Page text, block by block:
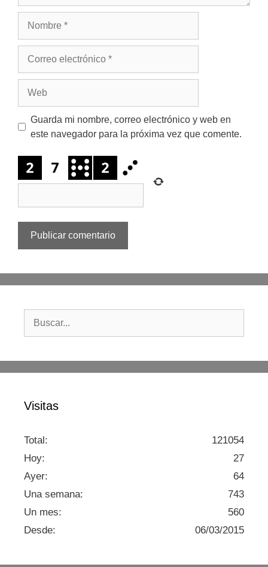
Guarda mi nombre, correo electrónico y web en
este navegador para la próxima vez que comente.
Visitas
121054
Total:
27
Hoy:
64
Ayer:
743
Una semana:
560
Un mes:
06/03/2015
Desde: